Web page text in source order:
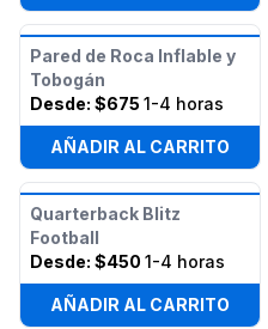
Pared de Roca Inflable y
Tobogán
Desde: $675 1-4 horas
AÑADIR AL CARRITO
Quarterback Blitz
Football
Desde: $450 1-4 horas
AÑADIR AL CARRITO